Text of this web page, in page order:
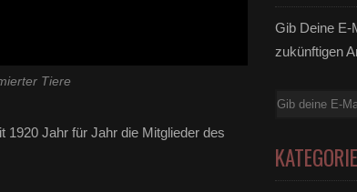
Tiere
1920 Jahr für Jahr die Mitglieder des
Gib Deine E-
zukünftigen
E-